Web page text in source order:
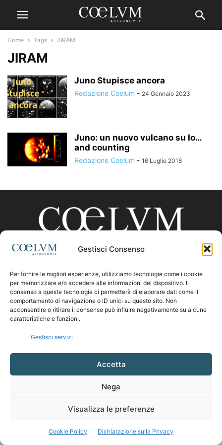
Gestisci Consenso
Per fornire le migliori esperienze, utilizziamo tecnologie come i cookie
per memorizzare e/o accedere alle informazioni del dispositivo. Il
consenso a queste tecnologie ci permetterà di elaborare dati come il
comportamento di navigazione o ID unici su questo sito. Non
acconsentire o ritirare il consenso può influire negativamente su alcune
caratteristiche e funzioni.
Gestisci servizi
Accetta
Nega
Visualizza le preferenze
Cookie Policy Dichiarazione sulla Privacy
Home Tags JIRAM
JIRAM
Juno Stupisce ancora
Redazione Coelum - 24 Gennaio 2023
Juno: un nuovo vulcano su Io…
and counting
Redazione Coelum - 16 Luglio 2018
CHI SIAMO
Contattaci:coelumastro@coelum.com